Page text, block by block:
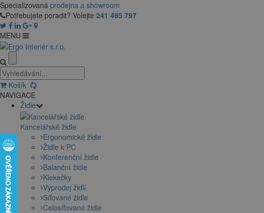
Specializovaná prodejna a showroom
Potřebujete poradit? Volejte 241 485 797
MENU
Košík
NAVIGACE
Židle
Kancelářské židle
Ergonomické židle
Židle k PC
Konferenční židle
Balanční židle
Klekačky
Výprodej židlí
Síťované židle
Celosíťované židle